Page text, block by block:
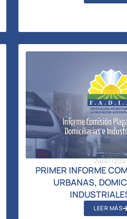
24/07/
PRIMER INFORME
URBANAS,
LEER MÁS